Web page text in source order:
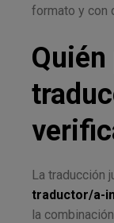
formato y con
La traducción
traductor/a-
la